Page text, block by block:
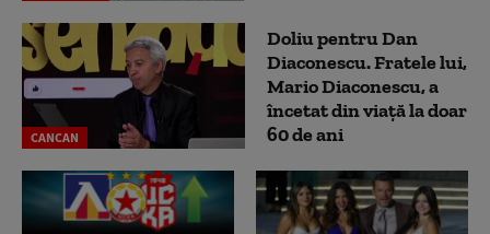
CANCAN
Doliu pentru Dan
Diaconescu. Fratele lui,
Mario Diaconescu, a
încetat din viață la doar
60 de ani